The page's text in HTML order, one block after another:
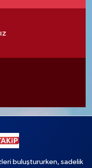
buluştururken, sadelik